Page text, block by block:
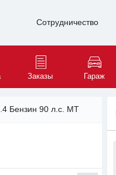
Сотрудничество
Заказы Гараж
Бензин 90 л.с. MT